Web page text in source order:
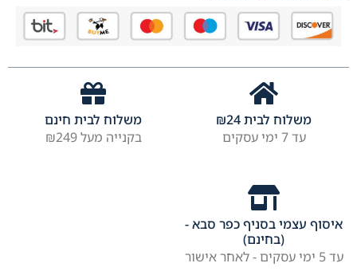
משלוח לבית ₪24
עד 7 ימי עסקים
משלוח לבית חינם
בקנייה מעל ₪249
איסוף עצמי בסניף כפר סבא -
(בחינם)
עד 5 ימי עסקים - לאחר אישור